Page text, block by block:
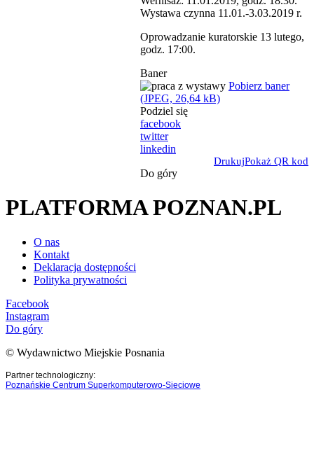
Wystawa czynna 11.01.-3.03.2019 r.
Oprowadzanie kuratorskie 13 lutego,
godz. 17:00.
Baner
Pobierz baner
(JPEG, 26,64 kB)
Podziel się
facebook
twitter
linkedin
DrukujPokaż QR kod
Do góry
PLATFORMA POZNAN.PL
O nas
Kontakt
Deklaracja dostępności
Polityka prywatności
Facebook
Instagram
Do góry
© Wydawnictwo Miejskie Posnania
Partner technologiczny:
Poznańskie Centrum Superkomputerowo-Sieciowe